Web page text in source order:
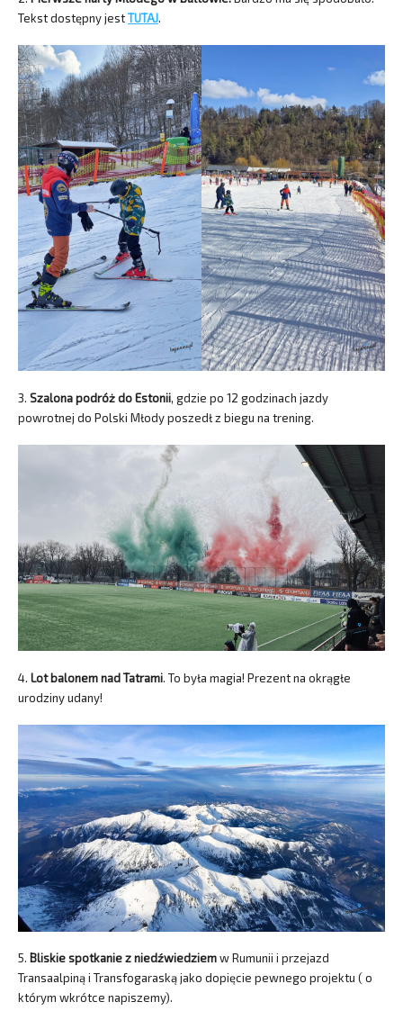
Tekst dostępny jestTUTAJ.
3. Szalona podróż do Estonii, gdzie po 12 godzinach jazdy
powrotnej do Polski Młody poszedł z biegu na trening.
4. Lot balonem nad Tatrami. To była magia! Prezent na okrągłe
urodziny udany!
5. Bliskie spotkanie z niedźwiedziemw Rumunii i przejazd
Transaalpiną i Transfogaraską jako dopięcie pewnego projektu ( o
którym wkrótce napiszemy).